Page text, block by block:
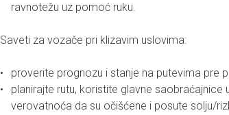
ravnotežu uz pomoć ruku.
Saveti za vozače pri klizavim uslovima:
proverite prognozu i stanje na putevima pre
planirajte rutu, koristite glavne
verovatnoća da su očišćene i posute solju/